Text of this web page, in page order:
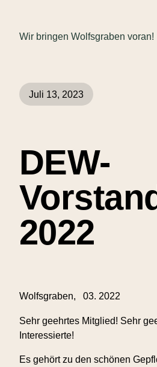
Wir bringen Wolfsgraben voran!
Juli 13, 2023
DEW-
2022
Wolfsgraben, 03. 2022
Sehr geehrtes Mitglied! Sehr
Interessierte!
Es gehört zu den schönen